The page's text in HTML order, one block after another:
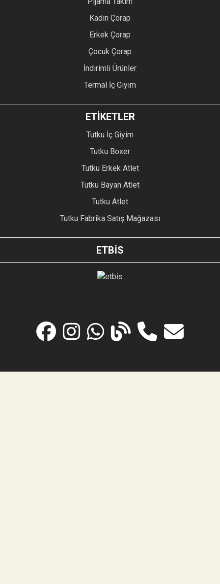
Kadın Çorap
Erkek Çorap
Çocuk Çorap
İndirimli Ürünler
Termal İç Giyim
ETİKETLER
Tutku İç Giyim
Tutku Boxer
Tutku Erkek Atlet
Tutku Bayan Atlet
Tutku Atlet
Tutku Fabrika Satış Mağazası
ETBİS